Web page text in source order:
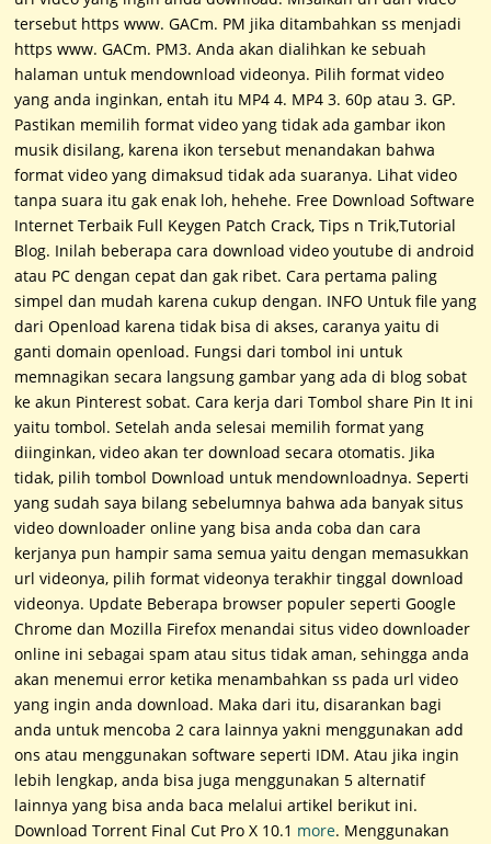
tersebut https www. GACm. PM jika ditambahkan ss menjadi
https www. GACm. PM3. Anda akan dialihkan ke sebuah
halaman untuk mendownload videonya. Pilih format video
yang anda inginkan, entah itu MP4 4. MP4 3. 60p atau 3. GP.
Pastikan memilih format video yang tidak ada gambar ikon
musik disilang, karena ikon tersebut menandakan bahwa
format video yang dimaksud tidak ada suaranya. Lihat video
tanpa suara itu gak enak loh, hehehe. Free Download Software
Internet Terbaik Full Keygen Patch Crack, Tips n Trik,Tutorial
Blog. Inilah beberapa cara download video youtube di android
atau PC dengan cepat dan gak ribet. Cara pertama paling
simpel dan mudah karena cukup dengan. INFO Untuk file yang
dari Openload karena tidak bisa di akses, caranya yaitu di
ganti domain openload. Fungsi dari tombol ini untuk
memnagikan secara langsung gambar yang ada di blog sobat
ke akun Pinterest sobat. Cara kerja dari Tombol share Pin It ini
yaitu tombol. Setelah anda selesai memilih format yang
diinginkan, video akan ter download secara otomatis. Jika
tidak, pilih tombol Download untuk mendownloadnya. Seperti
yang sudah saya bilang sebelumnya bahwa ada banyak situs
video downloader online yang bisa anda coba dan cara
kerjanya pun hampir sama semua yaitu dengan memasukkan
url videonya, pilih format videonya terakhir tinggal download
videonya. Update Beberapa browser populer seperti Google
Chrome dan Mozilla Firefox menandai situs video downloader
online ini sebagai spam atau situs tidak aman, sehingga anda
akan menemui error ketika menambahkan ss pada url video
yang ingin anda download. Maka dari itu, disarankan bagi
anda untuk mencoba 2 cara lainnya yakni menggunakan add
ons atau menggunakan software seperti IDM. Atau jika ingin
lebih lengkap, anda bisa juga menggunakan 5 alternatif
lainnya yang bisa anda baca melalui artikel berikut ini.
Download Torrent Final Cut Pro X 10.1 more. Menggunakan